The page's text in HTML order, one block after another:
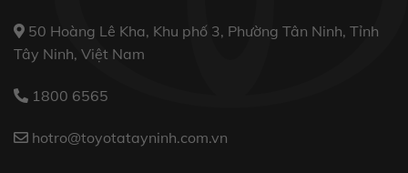
50 Hoàng Lê Kha, Khu phố 3, Phường Tân Ninh, Tỉnh
Tây Ninh, Việt Nam
1800 6565
hotro@toyotatayninh.com.vn